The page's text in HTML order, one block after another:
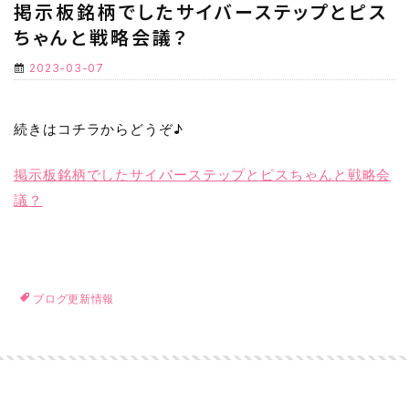
掲示板銘柄でしたサイバーステップとピス
ちゃんと戦略会議？
2023-03-07
続きはコチラからどうぞ♪
掲示板銘柄でしたサイバーステップとピスちゃんと戦略会
議？
ブログ更新情報